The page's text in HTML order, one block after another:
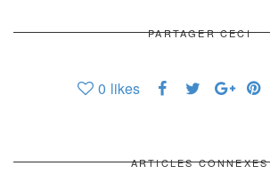
PARTAGER CECI
0 likes
ARTICLES CONNEXES